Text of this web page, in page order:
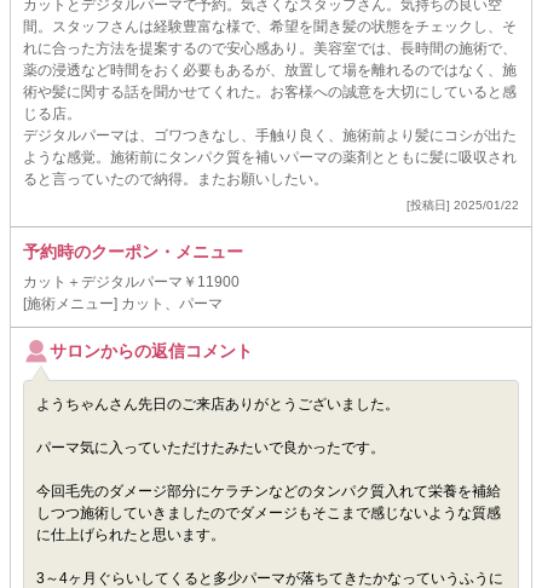
カットとデジタルパーマで予約。気さくなスタッフさん。気持ちの良い空
間。スタッフさんは経験豊富な様で、希望を聞き髪の状態をチェックし、そ
れに合った方法を提案するので安心感あり。美容室では、長時間の施術で、
薬の浸透など時間をおく必要もあるが、放置して場を離れるのではなく、施
術や髪に関する話を聞かせてくれた。お客様への誠意を大切にしていると感
じる店。
デジタルパーマは、ゴワつきなし、手触り良く、施術前より髪にコシが出た
ような感覚。施術前にタンパク質を補いパーマの薬剤とともに髪に吸収され
ると言っていたので納得。またお願いしたい。
[投稿日] 2025/01/22
予約時のクーポン・メニュー
カット＋デジタルパーマ￥11900
[施術メニュー] カット、パーマ
サロンからの返信コメント
ようちゃんさん先日のご来店ありがとうございました。
パーマ気に入っていただけたみたいで良かったです。
今回毛先のダメージ部分にケラチンなどのタンパク質入れて栄養を補給
しつつ施術していきましたのでダメージもそこまで感じないような質感
に仕上げられたと思います。
3～4ヶ月ぐらいしてくると多少パーマが落ちてきたかなっていうふうに